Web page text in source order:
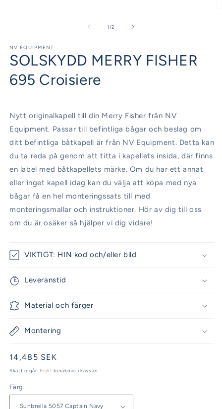
1/av
2
NV EQUIPMENT
SOLSKYDD MERRY FISHER
695 Croisiere
Nytt originalkapell till din Merry Fisher från NV
Equipment. Passar till befintliga bågar och beslag om
ditt befintliga båtkapell är från NV Equipment. Detta kan
du ta reda på genom att titta i kapellets insida, där finns
en label med båtkapellets märke. Om du har ett annat
eller inget kapell idag kan du välja att köpa med nya
bågar få en hel monteringssats till med
monteringsmallar och instruktioner. Hör av dig till oss
om du är osäker så hjälper vi dig vidare!
VIKTIGT: HIN kod och/eller bild
Leveranstid
Material och färger
Montering
Ordinarie
pris
14,485 SEK
Skatt ingår. Frakt beräknas i kassan.
Färg